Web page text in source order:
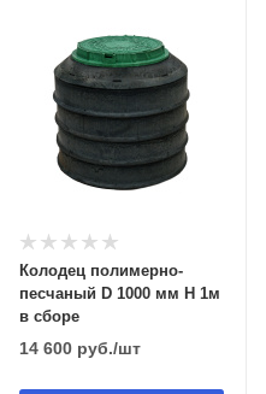
Колодец полимерно-
песчаный D 1000 мм H 1м
в сборе
14 600руб./шт